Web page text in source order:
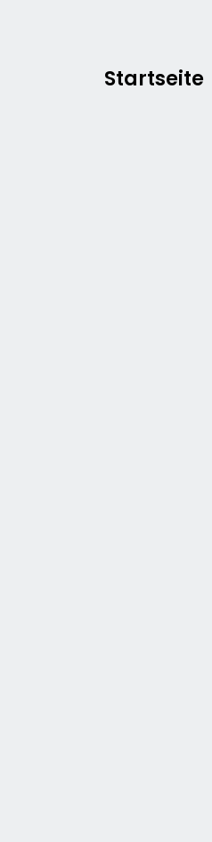
Startseite